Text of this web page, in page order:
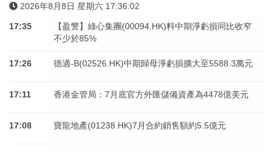
2026年8月8日 星期六 17:36:02
17:35
【盈警】綠心集團(00094.HK)料中期淨虧損同比收窄
不少於85%
17:26 德適-B(02526.HK)中期歸母淨虧損擴大至5588.3萬元
17:11 香港金管局：7月底官方外匯儲備資產為4478億美元
17:08 寶龍地產(01238.HK)7月合約銷售額約5.5億元